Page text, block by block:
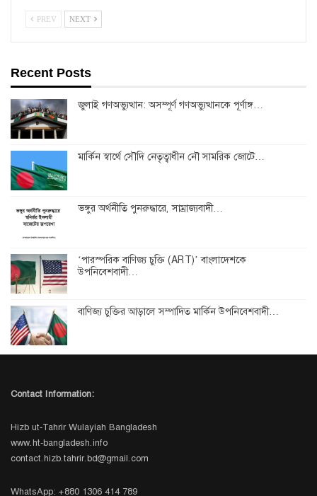
PREV NEXT
Recent Posts
জুলাই গণঅভ্যুত্থান: অসম্পূর্ণ গণঅভ্যুত্থানকে পূর্ণাঙ্গ…
মার্কিন স্বার্থে সৌদি নেতৃত্বাধীন নৌ সামরিক জোটে…
ভঙ্গুর অর্থনীতি পুনরুদ্ধারে, সাম্রাজ্যবাদী…
‘পারস্পরিক বাণিজ্য চুক্তি (ART)’ বাংলাদেশকে
উপনিবেশবাদী…
বাণিজ্য চুক্তির আড়ালে সম্পাদিত মার্কিন উপনিবেশবাদী…
Contact Information:
Hizb ut-Tahrir Wulayiah Bangladesh
www.ht-bangladesh.info
contact.hizb.tahrir.bd@gmail.com
WhatsApp: +880 1306 414 789